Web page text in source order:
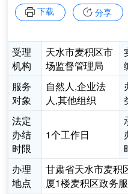
下载 分享
受理
机构
天水市麦积区市
场监督管理局
服务
对象
自然人,企业法
人,其他组织
法定
办结
时限
1个工作日
办理
地点
甘肃省天水市麦积
厦1楼麦积区政务